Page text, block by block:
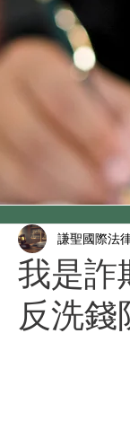
我是詐
反洗錢
謙聖國際法